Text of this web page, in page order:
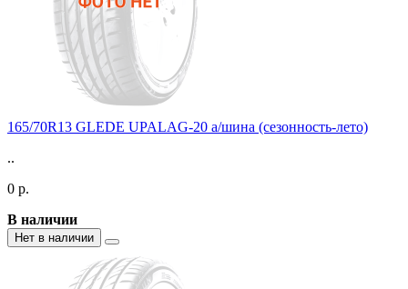
165/70R13 GLEDE UPALAG-20 а/шина (сезонность-лето)
..
0 р.
В наличии
Нет в наличии